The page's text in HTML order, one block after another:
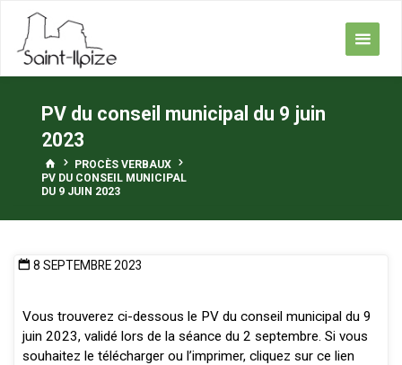
content
PV du conseil municipal du 9 juin
2023
HOMEPROCÈS VERBAUX
PV DU CONSEIL MUNICIPAL
DU 9 JUIN 2023
8 SEPTEMBRE 2023
Vous trouverez ci-dessous le PV du conseil municipal du 9
juin 2023, validé lors de la séance du 2 septembre. Si vous
souhaitez le télécharger ou l’imprimer, cliquez sur ce lien